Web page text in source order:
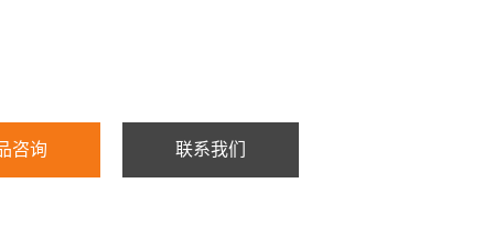
咨询 联系我们